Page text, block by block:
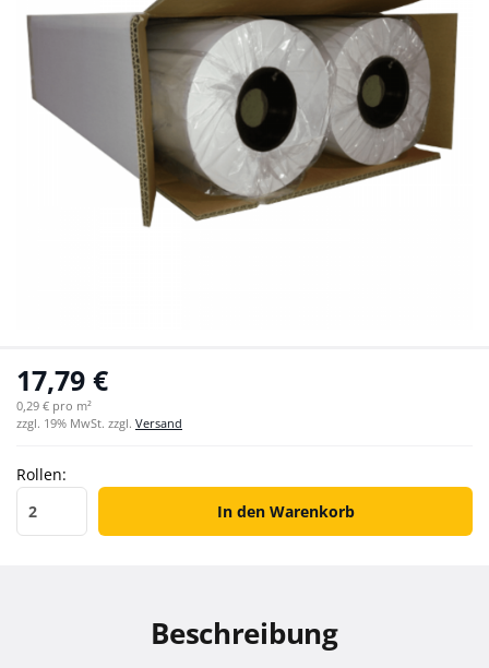
17,79 €
0,29 € pro m²
zzgl. 19% MwSt. zzgl. Versand
Rollen:
In den Warenkorb
Beschreibung